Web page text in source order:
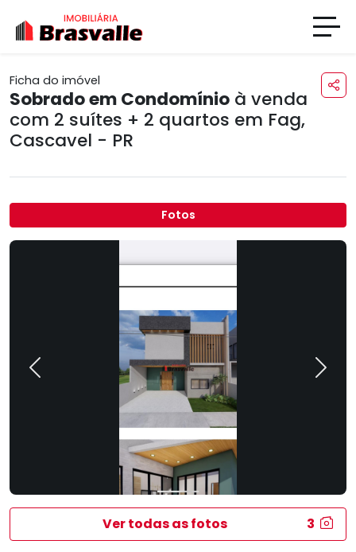
Ficha do imóvel
Sobrado em Condomínio à venda
com 2 suítes + 2 quartos em Fag,
Cascavel - PR
Fotos
Previous Next
Ver todas as fotos 3